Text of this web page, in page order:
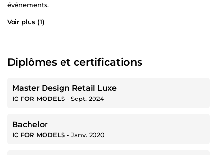
événements.
Voir plus (1)
Diplômes et certifications
Master Design Retail Luxe
IC FOR MODELS ‐ Sept. 2024
Bachelor
IC FOR MODELS ‐ Janv. 2020